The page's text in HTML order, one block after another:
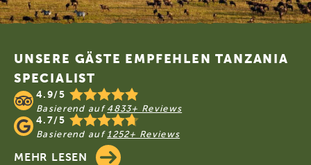
Footer
UNSERE GÄSTE EMPFEHLEN TANZANIA
SPECIALIST
4.9/5
Basierend auf 4833+ Reviews
4.7/5
Basierend auf 1252+ Reviews
MEHR LESEN